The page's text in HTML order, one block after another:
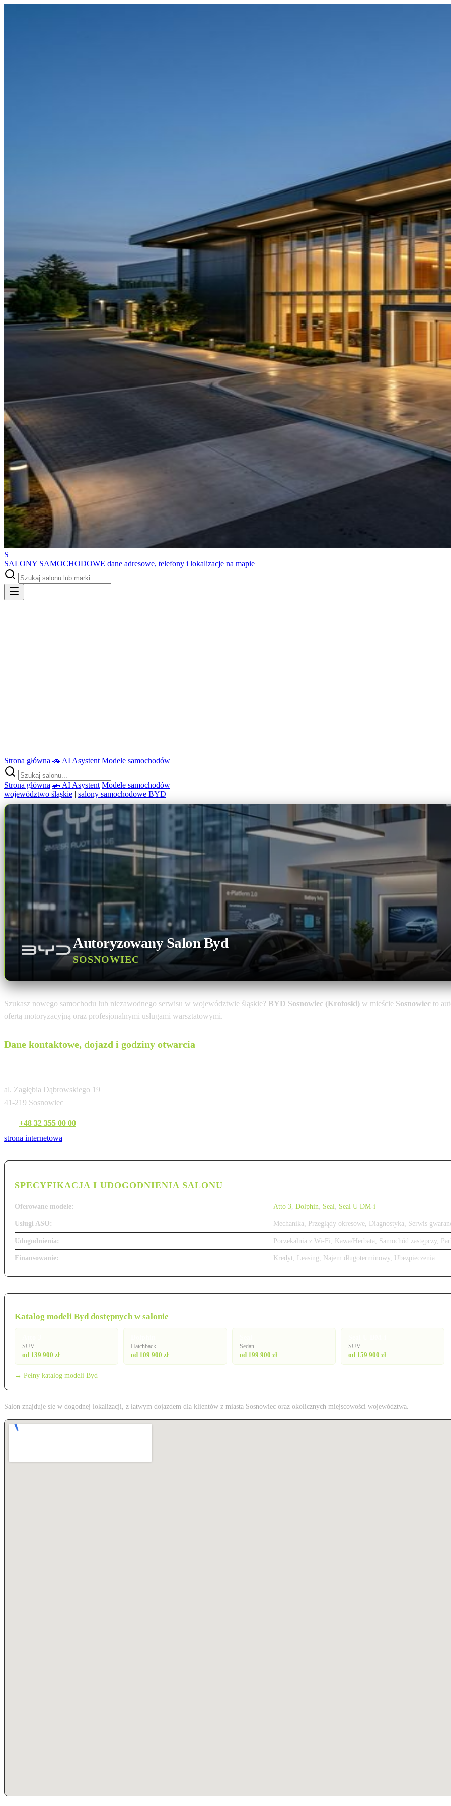
S
SALONY SAMOCHODOWE dane adresowe, telefony i lokalizacje na mapie
Strona główna 🚗 AI Asystent Modele samochodów
Strona główna 🚗 AI Asystent Modele samochodów
województwo śląskie | salony samochodowe BYD
Autoryzowany Salon Byd
SOSNOWIEC
Szukasz nowego samochodu lub niezawodnego serwisu w województwie śląskie? BYD Sosnowiec (Krotoski) w mieście Sosnowiec to
ofertą motoryzacyjną oraz profesjonalnymi usługami warsztatowymi.
Dane kontaktowe, dojazd i godziny otwarcia
al. Zagłębia Dąbrowskiego 19
41-219 Sosnowiec
+48 32 355 00 00
strona internetowa
SPECYFIKACJA I UDOGODNIENIA SALONU
Oferowane modele: Atto 3 Dolphin Seal Seal U DM-i
Usługi ASO: Mechanika, Przeglądy okresowe, Diagnostyka, Serwis
Udogodnienia: Poczekalnia z Wi-Fi, Kawa/Herbata, Samochód zastępczy,
Finansowanie: Kredyt, Leasing, Najem długoterminowy, Ubezpieczenia
Katalog modeli Byd dostępnych w salonie
SUV
od 139 900 zł
Hatchback
od 109 900 zł
Sedan
od 199 900 zł
SUV
od 159 900 zł
→ Pełny katalog modeli Byd
Salon znajduje się w dogodnej lokalizacji, z łatwym dojazdem dla klientów z miasta Sosnowiec oraz okolicznych miejscowości województwa.